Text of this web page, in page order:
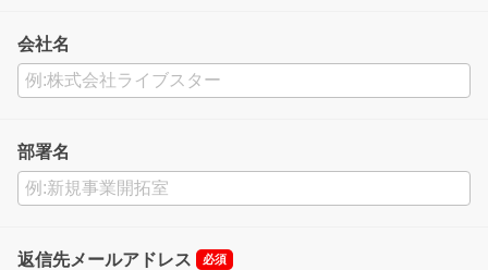
会社名
部署名
返信先メールアドレス 必須